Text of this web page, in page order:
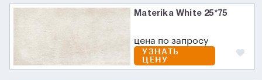
Materika White 25*75
цена по запросу
УЗНАТЬ
ЦЕНУ